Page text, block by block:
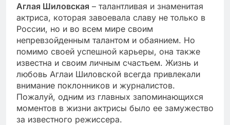
Аглая Шиловская – талантливая и знаменитая
актриса, которая завоевала славу не только в
России, но и во всем мире своим
непревзойденным талантом и обаянием. Но
помимо своей успешной карьеры, она также
известна и своим личным счастьем. Жизнь и
любовь Аглаи Шиловской всегда привлекали
внимание поклонников и журналистов.
Пожалуй, одним из главных запоминающихся
моментов в жизни актрисы было ее замужество
за известного режиссера.